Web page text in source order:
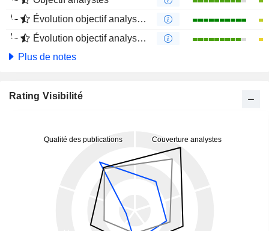
Évolution objectif analystes 1 an
Évolution objectif analystes 4 mois
Plus de notes
Rating Visibilité